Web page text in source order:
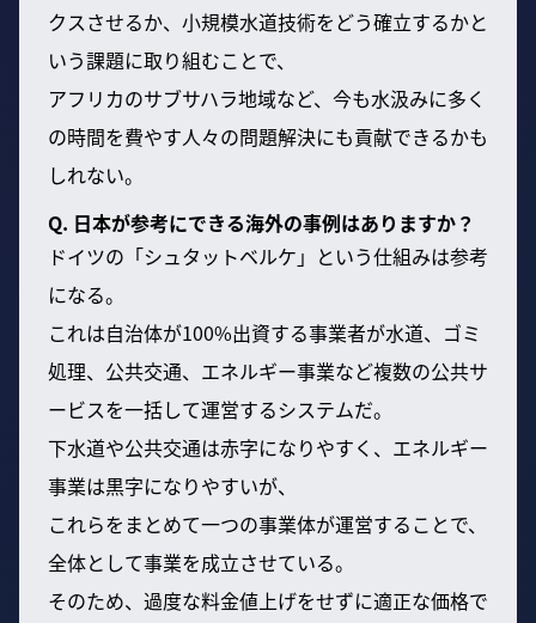
クスさせるか、小規模水道技術をどう確立するかと
いう課題に取り組むことで、
アフリカのサブサハラ地域など、今も水汲みに多く
の時間を費やす人々の問題解決にも貢献できるかも
しれない。
Q. 日本が参考にできる海外の事例はありますか？
ドイツの「シュタットベルケ」という仕組みは参考
になる。
これは自治体が100%出資する事業者が水道、ゴミ
処理、公共交通、エネルギー事業など複数の公共サ
ービスを一括して運営するシステムだ。
下水道や公共交通は赤字になりやすく、エネルギー
事業は黒字になりやすいが、
これらをまとめて一つの事業体が運営することで、
全体として事業を成立させている。
そのため、過度な料金値上げをせずに適正な価格で